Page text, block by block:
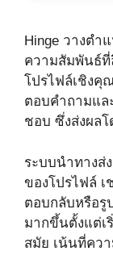
Hinge วางตำ
ความสัมพันธ์
โปรไฟล์เชิงคุ
ตอบคำถามแล
ชอบ ซึ่งส่งผล
ระบบนำทางส่
ของโปรไฟล์
ตอบกลับหรือรู
มากขึ้นตั้งแต่เ
สมัย เน้นที่คว